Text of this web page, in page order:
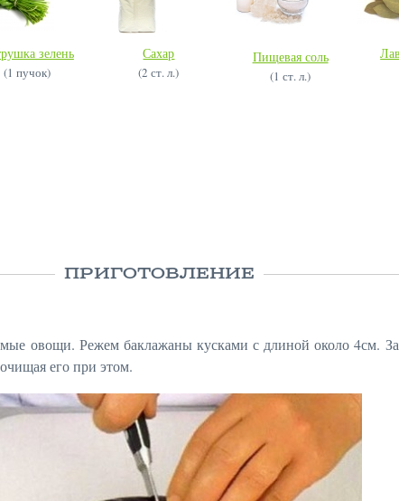
зелень
(1 пучок)
Сахар
(2 ст. л.)
Пищевая соль
(1 ст. л.)
ПРИГОТОВЛЕНИЕ
овощи. Режем баклажаны кусками с длиной около 4см.
его при этом.